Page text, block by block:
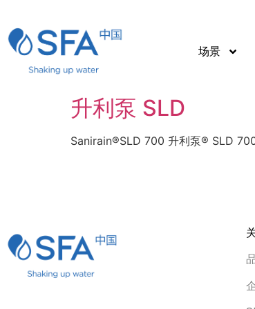
场景
升利泵 SLD
Sanirain®SLD 700 升利泵® SLD